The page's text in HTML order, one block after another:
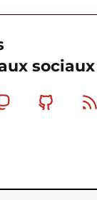
sociaux
MastodonGithub